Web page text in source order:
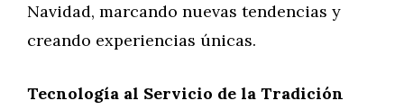
Navidad, marcando nuevas tendencias y
creando experiencias únicas.
Tecnología al Servicio de la Tradición